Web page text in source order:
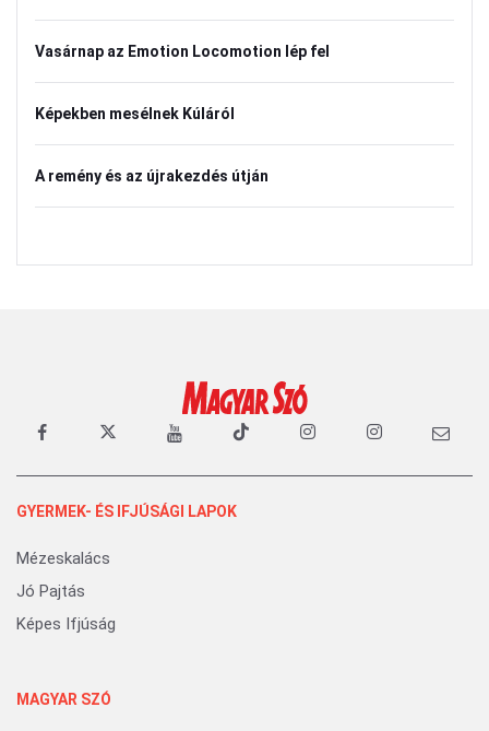
Vasárnap az Emotion Locomotion lép fel
Képekben mesélnek Kúláról
A remény és az újrakezdés útján
GYERMEK- ÉS IFJÚSÁGI LAPOK
Mézeskalács
Jó Pajtás
Képes Ifjúság
MAGYAR SZÓ